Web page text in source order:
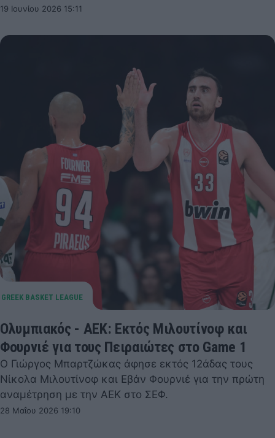
19 Ιουνίου 2026 15:11
Ολυμπιακός - ΑΕΚ: Εκτός Μιλουτίνοφ και
Φουρνιέ για τους Πειραιώτες στο Game 1
Ο Γιώργος Μπαρτζώκας άφησε εκτός 12άδας τους
Νίκολα Μιλουτίνοφ και Εβάν Φουρνιέ για την πρώτη
αναμέτρηση με την ΑΕΚ στο ΣΕΦ.
28 Μαΐου 2026 19:10